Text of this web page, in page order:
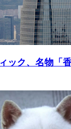
ック、名物「